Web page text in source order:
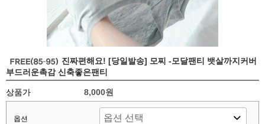
진짜편해요! [당일발송] 모찌 -모달팬티 뱃살까지커버
부드러운촉감 신축좋은팬티
상품가 8,000원
옵션